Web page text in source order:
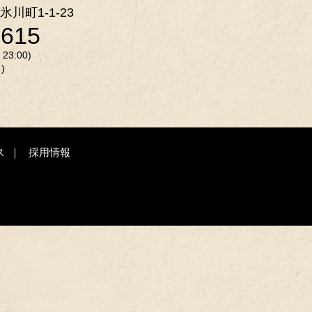
川町1-1-23
23:00)
採用情報